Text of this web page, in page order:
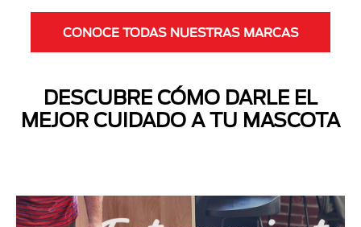
CONOCE TODAS NUESTRAS MARCAS
DESCUBRE CÓMO DARLE EL
MEJOR CUIDADO A TU MASCOTA